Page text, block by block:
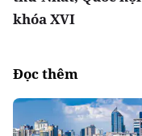
khóa XVI
Đọc thêm